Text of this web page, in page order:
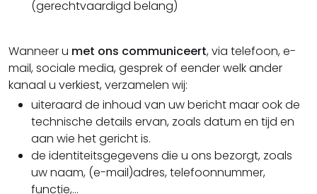
(gerechtvaardigd belang)
Wanneer u met ons communiceert, via telefoon, e-
mail, sociale media, gesprek of eender welk ander
kanaal u verkiest, verzamelen wij:
uiteraard de inhoud van uw bericht maar ook de
technische details ervan, zoals datum en tijd en
aan wie het gericht is.
de identiteitsgegevens die u ons bezorgt, zoals
uw naam, (e-mail)adres, telefoonnummer,
functie,...